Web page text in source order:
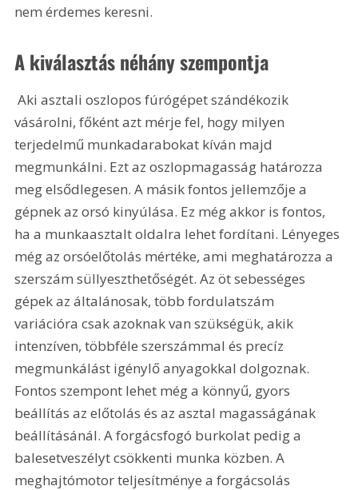
nem érdemes keresni.
A kiválasztás néhány szempontja
Aki asztali oszlopos fúrógépet szándékozik
vásárolni, főként azt mérje fel, hogy milyen
terjedelmű munkadarabokat kíván majd
megmunkálni. Ezt az oszlopmagasság határozza
meg elsődlegesen. A másik fontos jellemzője a
gépnek az orsó kinyúlása. Ez még akkor is fontos,
ha a munkaasztalt oldalra lehet fordítani. Lényeges
még az orsóelőtolás mértéke, ami meghatározza a
szerszám süllyeszthetőségét. Az öt sebességes
gépek az általánosak, több fordulatszám
variációra csak azoknak van szükségük, akik
intenzíven, többféle szerszámmal és precíz
megmunkálást igénylő anyagokkal dolgoznak.
Fontos szempont lehet még a könnyű, gyors
beállítás az előtolás és az asztal magasságának
beállításánál. A forgácsfogó burkolat pedig a
balesetveszélyt csökkenti munka közben. A
meghajtómotor teljesítménye a forgácsolás